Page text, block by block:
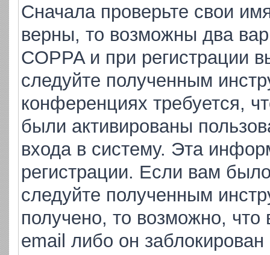
Сначала проверьте свои
верны, то возможны два
COPPA и при регистрации
следуйте полученным
конференциях требуется,
были активированы
входа в систему. Эта
регистрации. Если вам
следуйте полученным
получено, то возможно,
email либо он